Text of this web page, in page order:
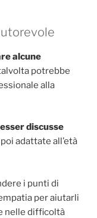
alcune
potrebbe
alla
discusse
adattate all’età
i punti di
per aiutarli
nelle difficoltà